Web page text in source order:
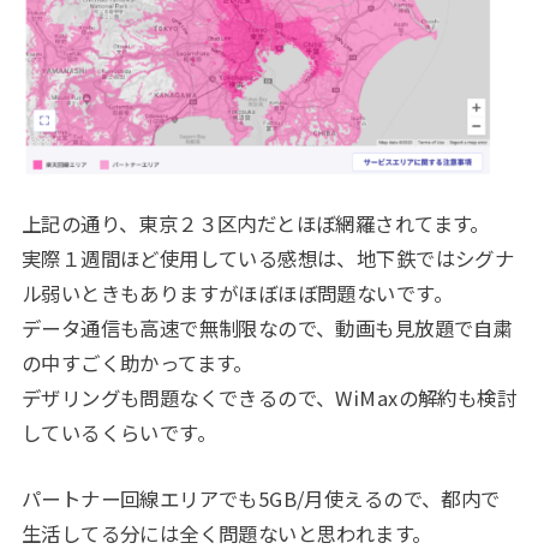
上記の通り、東京２３区内だとほぼ網羅されてます。
実際１週間ほど使用している感想は、地下鉄ではシグナ
ル弱いときもありますがほぼほぼ問題ないです。
データ通信も高速で無制限なので、動画も見放題で自粛
の中すごく助かってます。
デザリングも問題なくできるので、WiMaxの解約も検討
しているくらいです。
パートナー回線エリアでも5GB/月使えるので、都内で
生活してる分には全く問題ないと思われます。